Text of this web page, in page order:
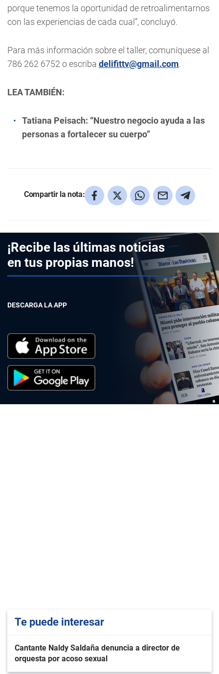
porque tenemos la oportunidad de retroalimentarnos
con las experiencias de cada cual”, concluyó.
Para más información sobre el taller, comuníquese al
786 262 6752 o escriba delifittv@gmail.com.
LEA TAMBIÉN:
Tatiana Peisach: “Nuestro negocio ayuda a las
personas a fortalecer su cuerpo”
Compartir la nota:
¡Recibe las últimas noticias
en tus propias manos!
DESCARGA LA APP
Te puede interesar
Cantante Naldy Saldaña denuncia a director de
orquesta por acoso sexual